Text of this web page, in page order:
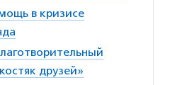
в кризисе
друзей»